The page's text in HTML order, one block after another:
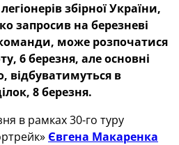
збірної України,
запросив на березневі
може розпочатися
6 березня, але основні
відбуватимуться в
8 березня.
в рамках 30-го туру
Євгена Макаренка